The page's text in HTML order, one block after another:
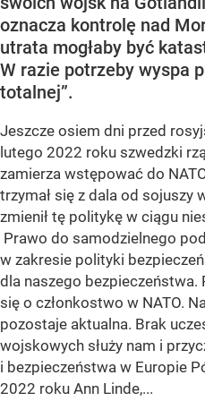
oznacza kontrolę nad
utrata mogłaby być
W razie potrzeby wyspa
totalnej”.
Jeszcze osiem dni przed
lutego 2022 roku szwedzki
zamierza wstępować do
trzymał się z dala od sojuszy
zmienił tę politykę w ciągu
Prawo do samodzielnego
w zakresie polityki
dla naszego bezpieczeństwa.
się o członkostwo w NATO.
pozostaje aktualna. Brak
wojskowych służy nam i
i bezpieczeństwa w Europie
2022 roku Ann Linde,...